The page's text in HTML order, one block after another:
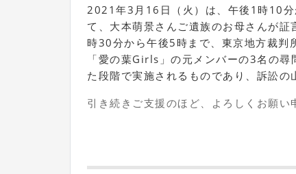
2021年3月16日（火）は、午後1時10
て、大本萌景さんご遺族のお母さんが
時30分から午後5時まで、東京地方裁判
「愛の葉Girls」の元メンバーの3名の
た段階で実施されるものであり、訴訟の
引き続きご支援のほど、よろしくお願い